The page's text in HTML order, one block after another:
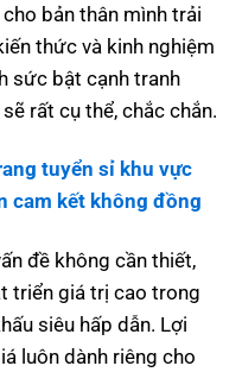
bản thân mình trải
thức và kinh nghiệm
sức bật cạnh tranh
rất cụ thể, chắc chắn.
tuyển sỉ khu vực
cam kết không đồng
đề không cần thiết,
triển giá trị cao trong
siêu hấp dẫn. Lợi
luôn dành riêng cho